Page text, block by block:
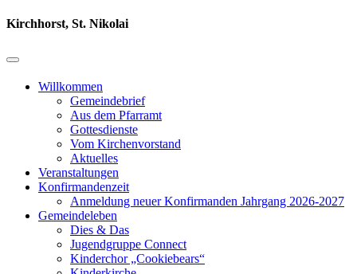
Kirchhorst, St. Nikolai
Willkommen
Gemeindebrief
Aus dem Pfarramt
Gottesdienste
Vom Kirchenvorstand
Aktuelles
Veranstaltungen
Konfirmandenzeit
Anmeldung neuer Konfirmanden Jahrgang 2026-2027
Gemeindeleben
Dies & Das
Jugendgruppe Connect
Kinderchor „Cookiebears“